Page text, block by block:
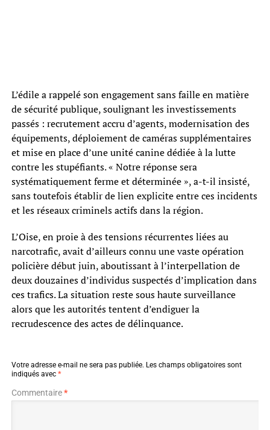
L’édile a rappelé son engagement sans faille en matière
de sécurité publique, soulignant les investissements
passés : recrutement accru d’agents, modernisation des
équipements, déploiement de caméras supplémentaires
et mise en place d’une unité canine dédiée à la lutte
contre les stupéfiants. « Notre réponse sera
systématiquement ferme et déterminée », a-t-il insisté,
sans toutefois établir de lien explicite entre ces incidents
et les réseaux criminels actifs dans la région.
L’Oise, en proie à des tensions récurrentes liées au
narcotrafic, avait d’ailleurs connu une vaste opération
policière début juin, aboutissant à l’interpellation de
deux douzaines d’individus suspectés d’implication dans
ces trafics. La situation reste sous haute surveillance
alors que les autorités tentent d’endiguer la
recrudescence des actes de délinquance.
Votre adresse e-mail ne sera pas publiée. Les champs obligatoires sont
indiqués avec *
Commentaire*